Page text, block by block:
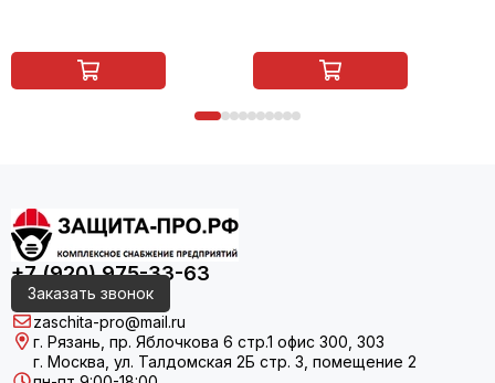
+7 (920) 975-33-63
Заказать звонок
zaschita-pro@mail.ru
г. Рязань, пр. Яблочкова 6 стр.1 офис 300, 303
г. Москва, ул. Талдомская 2Б стр. 3, помещение 2